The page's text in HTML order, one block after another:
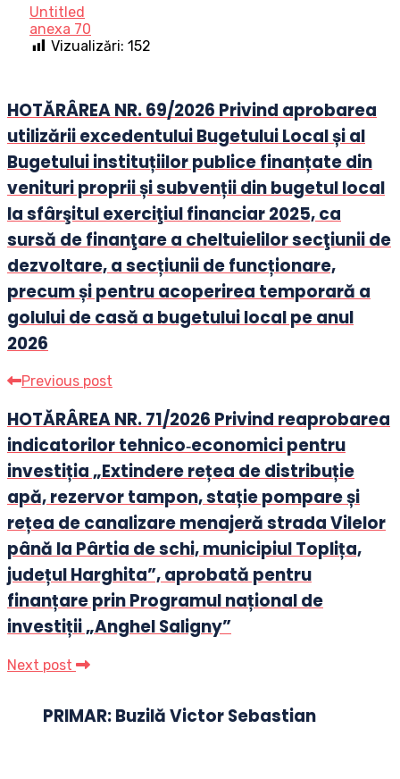
Untitled
anexa 70
Vizualizări: 152
HOTĂRÂREA NR. 69/2026 Privind aprobarea
utilizării excedentului Bugetului Local și al
Bugetului instituțiilor publice finanțate din
venituri proprii și subvenții din bugetul local
la sfârşitul exerciţiul financiar 2025, ca
sursă de finanţare a cheltuielilor secţiunii de
dezvoltare, a secțiunii de funcționare,
precum și pentru acoperirea temporară a
golului de casă a bugetului local pe anul
2026
Previous post
HOTĂRÂREA NR. 71/2026 Privind reaprobarea
indicatorilor tehnico‑economici pentru
investiția „Extindere rețea de distribuție
apă, rezervor tampon, stație pompare și
rețea de canalizare menajeră strada Vilelor
până la Pârtia de schi, municipiul Toplița,
județul Harghita”, aprobată pentru
finanțare prin Programul național de
investiții „Anghel Saligny”
Next post
PRIMAR: Buzilă Victor Sebastian